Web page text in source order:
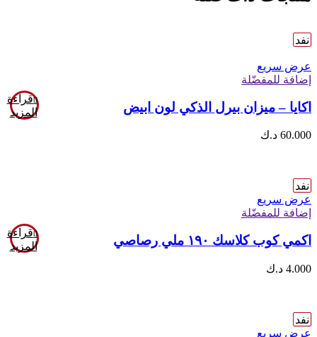
نفد
عرض سريع
إضافة للمفضّلة
قراءة
المزيد
اكايا – ميزان بيرل الذكي لون ابيض
60.000 د.ك
نفد
عرض سريع
إضافة للمفضّلة
قراءة
المزيد
اكمي كوب كلاسك ١٩٠ ملي رصاصي
4.000 د.ك
نفد
عرض سريع